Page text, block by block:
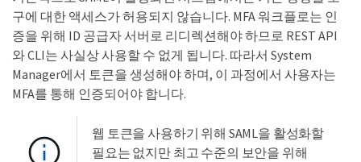
구에 대한 액세스가 허용되지 않습니다. MFA 워크플로는 인
증을 위해 ID 공급자 서버로 리디렉션해야 하므로 REST API
와 CLI는 사실상 사용할 수 없게 됩니다. 따라서 System
Manager에서 토큰을 생성해야 하며, 이 과정에서 사용자는
MFA를 통해 인증되어야 합니다.
웹 토큰을 사용하기 위해 SAML을 활성화할
필요는 없지만 최고 수준의 보안을 위해